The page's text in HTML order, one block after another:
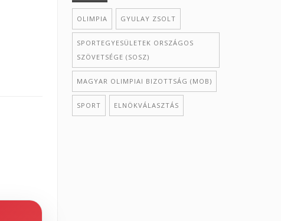
OLIMPIA GYULAY ZSOLT
SPORTEGYESÜLETEK ORSZÁGOS
SZÖVETSÉGE (SOSZ)
MAGYAR OLIMPIAI BIZOTTSÁG (MOB)
SPORT ELNÖKVÁLASZTÁS